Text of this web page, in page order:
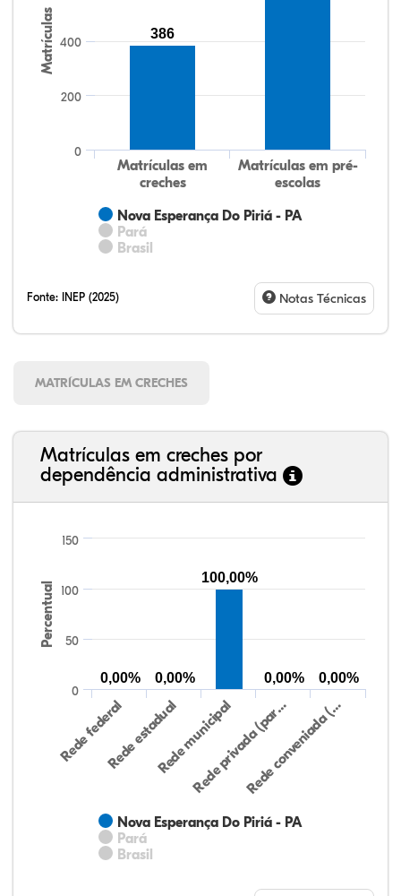
Matrículas
Nova Esperança Do Piriá - PA
Pará
Brasil
Matrículas em
creches
Matrículas em pré-
escolas
0
200
400
386
Fonte: INEP (2025) Notas Técnicas
MATRÍCULAS EM CRECHES
Matrículas em creches por
dependência administrativa
Percentual
Nova Esperança Do Piriá - PA
Pará
Brasil
Rede federalRede estadualRede municipal
Rede privada (par…Rede conveniada (…
0
50
100
150
0,00% 0,00%
100,00%
0,00% 0,00%